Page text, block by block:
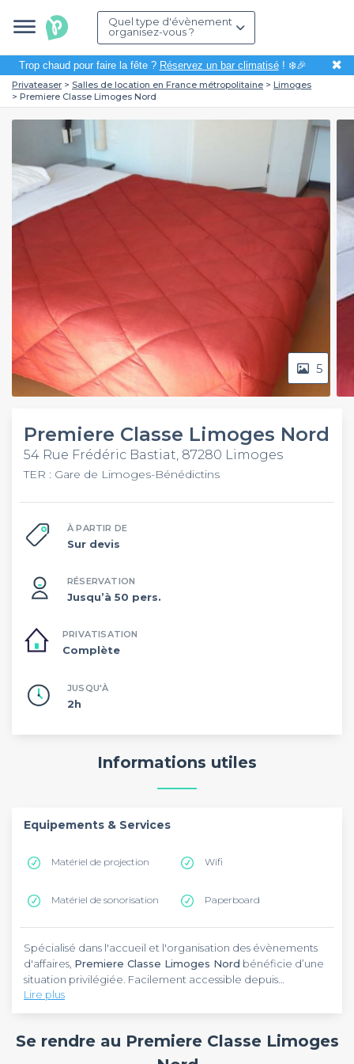
Quel type d'évènement
organisez-vous ?
Trop chaud pour faire la fête ? Réservez un bar climatisé! ❄️🎉 ✖
Privateaser Salles de location en France métropolitaine
Limoges
Premiere Classe Limoges Nord
5
Premiere Classe Limoges Nord
54 Rue Frédéric Bastiat, 87280 Limoges
TER : Gare de Limoges-Bénédictins
À PARTIR DE
Sur devis
RÉSERVATION
Jusqu’à 50 pers.
PRIVATISATION
Complète
JUSQU'À
2h
Informations utiles
Equipements & Services
Matériel de projection Wifi
Matériel de sonorisation Paperboard
Spécialisé dans l'accueil et l'organisation des évènements
d'affaires, Premiere Classe Limoges Nord bénéficie d’une
situation privilégiée. Facilement accessible depuis
l'autoroute A20, cet établissement se trouve à une dizaine
de minutes du centre-ville. D’ailleurs, cet hôtel est installé à
En choisissantPremiere Classe Limoges Nord, vous avez la
conférence ou d’un séminaire résidentiel. Cet hôtel
bénéficie d'une salle parfaitement équipée et vous garantit
Lire plus
Se rendre au Premiere Classe Limoges